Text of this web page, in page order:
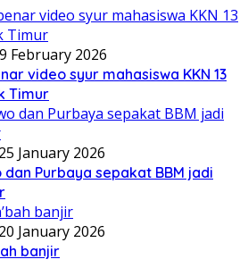
9 February 2026
video syur mahasiswa KKN 13
Timur
25 January 2026
dan Purbaya sepakat BBM jadi
20 January 2026
banjir